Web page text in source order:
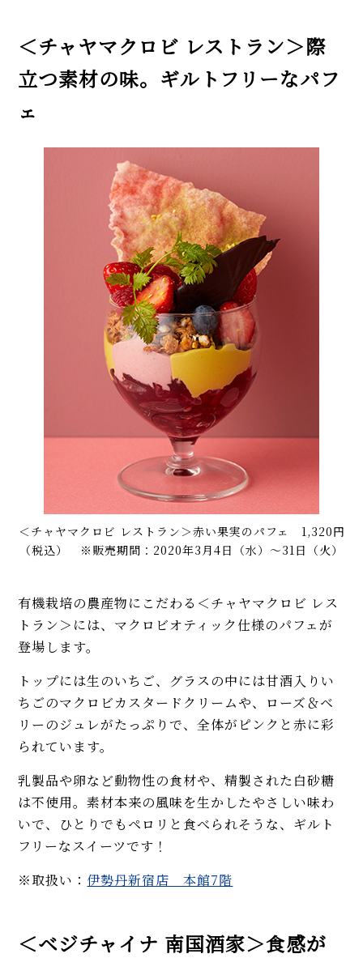
＜チャヤマクロビ レストラン＞際
立つ素材の味。ギルトフリーなパフ
ェ
＜チャヤマクロビ レストラン＞赤い果実のパフェ 1,320円
（税込） ※販売期間：2020年3月4日（水）〜31日（火）
有機栽培の農産物にこだわる＜チャヤマクロビ レス
トラン＞には、マクロビオティック仕様のパフェが
登場します。
トップには生のいちご、グラスの中には甘酒入りい
ちごのマクロビカスタードクリームや、ローズ＆ベ
リーのジュレがたっぷりで、全体がピンクと赤に彩
られています。
乳製品や卵など動物性の食材や、精製された白砂糖
は不使用。素材本来の風味を生かしたやさしい味わ
いで、ひとりでもペロリと食べられそうな、ギルト
フリーなスイーツです！
※取扱い： 伊勢丹新宿店 本館7階
＜ベジチャイナ 南国酒家＞食感が